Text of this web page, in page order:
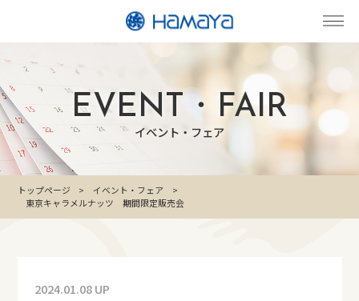
EVENT・FAIR
イベント・フェア
トップページ
イベント・フェア
東京キャラメルナッツ 期間限定販売会
2024.01.08 UP